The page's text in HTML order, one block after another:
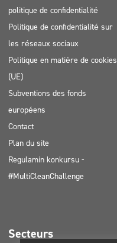
politique de confidentialité
Politique de confidentialité sur
les réseaux sociaux
Politique en matière de cookies
(UE)
Subventions des fonds
européens
Contact
Plan du site
Regulamin konkursu -
#MultiCleanChallenge
Secteurs